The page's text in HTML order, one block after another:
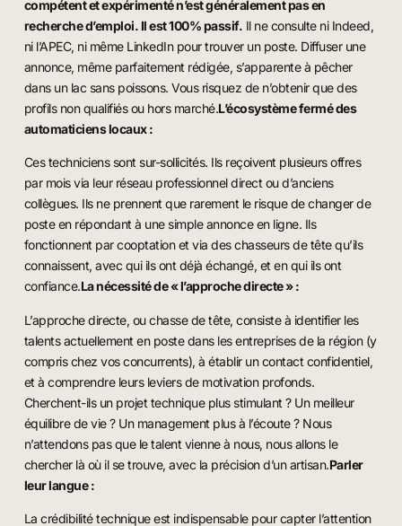
compétent et expérimenté n’est généralement pas en
recherche d’emploi. Il est 100% passif. Il ne consulte ni Indeed,
ni l’APEC, ni même LinkedIn pour trouver un poste. Diffuser une
annonce, même parfaitement rédigée, s’apparente à pêcher
dans un lac sans poissons. Vous risquez de n’obtenir que des
profils non qualifiés ou hors marché.L’écosystème fermé des
automaticiens locaux :
Ces techniciens sont sur-sollicités. Ils reçoivent plusieurs offres
par mois via leur réseau professionnel direct ou d’anciens
collègues. Ils ne prennent que rarement le risque de changer de
poste en répondant à une simple annonce en ligne. Ils
fonctionnent par cooptation et via des chasseurs de tête qu’ils
connaissent, avec qui ils ont déjà échangé, et en qui ils ont
confiance.La nécessité de « l’approche directe » :
L’approche directe, ou chasse de tête, consiste à identifier les
talents actuellement en poste dans les entreprises de la région (y
compris chez vos concurrents), à établir un contact confidentiel,
et à comprendre leurs leviers de motivation profonds.
Cherchent-ils un projet technique plus stimulant ? Un meilleur
équilibre de vie ? Un management plus à l’écoute ? Nous
n’attendons pas que le talent vienne à nous, nous allons le
chercher là où il se trouve, avec la précision d’un artisan.Parler
leur langue :
La crédibilité technique est indispensable pour capter l’attention